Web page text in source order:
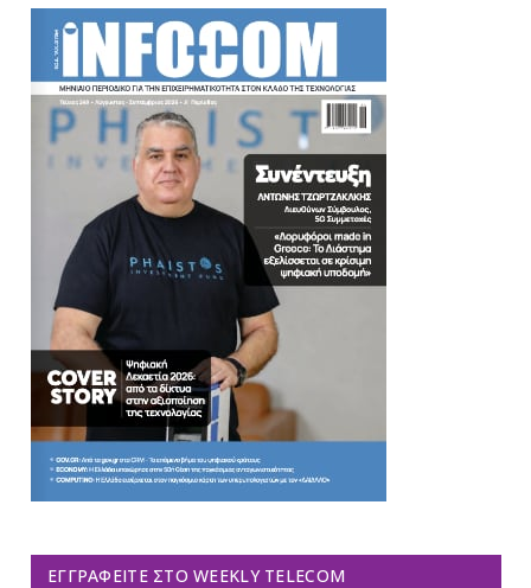
ΕΓΓΡΑΦΕΊΤΕ ΣΤΟ WEEKLY TELECOM